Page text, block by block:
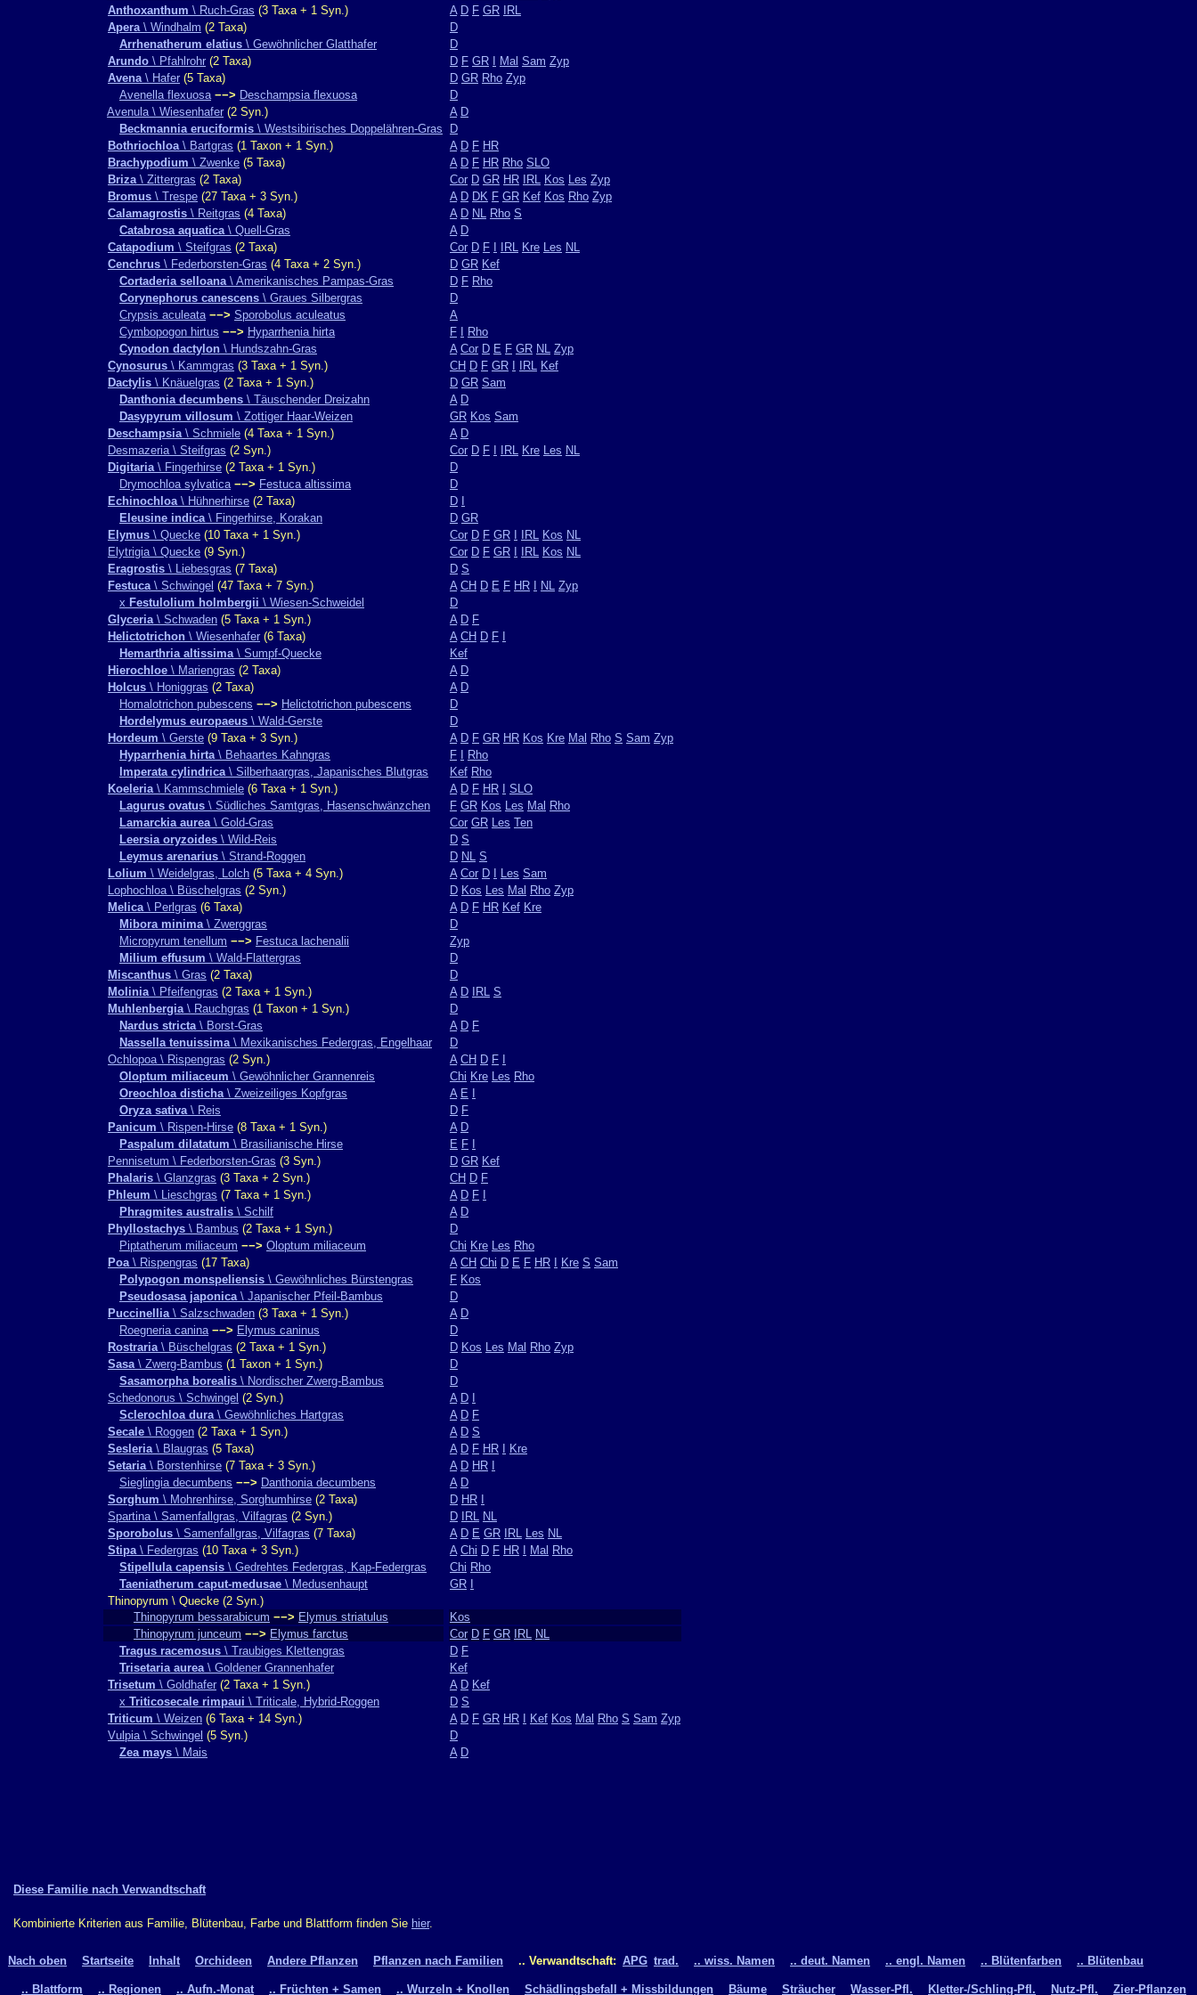
Anthoxanthum \ Ruch-Gras (3 Taxa + 1 Syn.) A D F GR
IRL
Apera\ Windhalm (2 Taxa)
D
Arrhenatherum elatius \ Gewöhnlicher Glatthafer
D
Arundo \ Pfahlrohr (2 Taxa) D F GR Mal Sam Zyp
Avena\ Hafer (5 Taxa) D GR Rho Zyp
Avenella flexuosa −−> Deschampsia flexuosa
D
Avenula \ Wiesenhafer (2 Syn.) A D
Beckmannia eruciformis \ Westsibirisches Doppelähren-Gras
D
Bothriochloa\ Bartgras (1 Taxon + 1 Syn.) A D F HR
Brachypodium \ Zwenke (5 Taxa) A D F HR Rho SLO
Briza\ Zittergras (2 Taxa) Cor D GR HR IRL Kos Les Zyp
Bromus \ Trespe (27 Taxa + 3 Syn.) A D DK F GR Kef Kos Rho Zyp
Calamagrostis \ Reitgras (4 Taxa) A D NL Rho S
Catabrosa aquatica\ Quell-Gras A D
Catapodium \ Steifgras (2 Taxa) Cor D F IRL Kre Les NL
Cenchrus \ Federborsten-Gras (4 Taxa + 2 Syn.) D GR Kef
Cortaderia selloana\ Amerikanisches Pampas-Gras D F Rho
Corynephorus canescens \ Graues Silbergras
D
Crypsis aculeata −−> Sporobolus aculeatus
A
Cymbopogon hirtus −−> Hyparrhenia hirta F
Rho
Cynodon dactylon \ Hundszahn-Gras A Cor D E F GR NL Zyp
Cynosurus \ Kammgras (3 Taxa + 1 Syn.) CH D F GR IRL Kef
Dactylis \ Knäuelgras (2 Taxa + 1 Syn.) D GR Sam
Danthonia decumbens \ Täuschender Dreizahn A D
Dasypyrum villosum \ Zottiger Haar-Weizen GR Kos Sam
Deschampsia\ Schmiele (4 Taxa + 1 Syn.) A D
Desmazeria \ Steifgras (2 Syn.) Cor D F IRL Kre Les NL
Digitaria\ Fingerhirse (2 Taxa + 1 Syn.)
D
Drymochloa sylvatica −−> Festuca altissima
D
Echinochloa\ Hühnerhirse (2 Taxa) D
Eleusine indica\ Fingerhirse, Korakan D GR
Elymus \ Quecke (10 Taxa + 1 Syn.) Cor D F GR IRL Kos NL
Elytrigia \ Quecke (9 Syn.) Cor D F GR IRL Kos NL
Eragrostis \ Liebesgras (7 Taxa) D S
Festuca\ Schwingel (47 Taxa + 7 Syn.) A CH D E F HR NL Zyp
x Festulolium holmbergii \ Wiesen-Schweidel
D
Glyceria\ Schwaden (5 Taxa + 1 Syn.) A D F
Helictotrichon \ Wiesenhafer (6 Taxa) A CH D F
Hemarthria altissima\ Sumpf-Quecke
Kef
Hierochloe \ Mariengras (2 Taxa) A D
Holcus \ Honiggras (2 Taxa) A D
Homalotrichon pubescens −−> Helictotrichon pubescens
D
Hordelymus europaeus \ Wald-Gerste
D
Hordeum \ Gerste (9 Taxa + 3 Syn.) A D F GR HR Kos Kre Mal Rho S Sam Zyp
Hyparrhenia hirta\ Behaartes Kahngras F
Rho
Imperata cylindrica\ Silberhaargras, Japanisches Blutgras Kef Rho
Koeleria\ Kammschmiele (6 Taxa + 1 Syn.) A D F HR
SLO
Lagurus ovatus \ Südliches Samtgras, Hasenschwänzchen F GR Kos Les Mal Rho
Lamarckia aurea\ Gold-Gras Cor GR Les Ten
Leersia oryzoides \ Wild-Reis D S
Leymus arenarius \ Strand-Roggen D NL S
Lolium \ Weidelgras, Lolch (5 Taxa + 4 Syn.) A Cor D Les Sam
Lophochloa \ Büschelgras (2 Syn.) D Kos Les Mal Rho Zyp
Melica\ Perlgras (6 Taxa) A D F HR Kef Kre
Mibora minima\ Zwerggras
D
Micropyrum tenellum −−> Festuca lachenalii
Zyp
Milium effusum \ Wald-Flattergras
D
Miscanthus \ Gras (2 Taxa)
D
Molinia\ Pfeifengras (2 Taxa + 1 Syn.) A D IRL S
Muhlenbergia\ Rauchgras (1 Taxon + 1 Syn.)
D
Nardus stricta\ Borst-Gras A D F
Nassella tenuissima\ Mexikanisches Federgras, Engelhaar
D
Ochlopoa \ Rispengras (2 Syn.) A CH D F
Oloptum miliaceum \ Gewöhnlicher Grannenreis Chi Kre Les Rho
Oreochloa disticha\ Zweizeiliges Kopfgras A E
Oryza sativa\ Reis D F
Panicum \ Rispen-Hirse (8 Taxa + 1 Syn.) A D
Paspalum dilatatum \ Brasilianische Hirse E F
Pennisetum \ Federborsten-Gras (3 Syn.) D GR Kef
Phalaris \ Glanzgras (3 Taxa + 2 Syn.) CH D F
Phleum \ Lieschgras (7 Taxa + 1 Syn.) A D F
Phragmites australis \ Schilf A D
Phyllostachys \ Bambus (2 Taxa + 1 Syn.)
D
Piptatherum miliaceum −−> Oloptum miliaceum Chi Kre Les Rho
Poa\ Rispengras (17 Taxa) A CH Chi D E F HR Kre S Sam
Polypogon monspeliensis \ Gewöhnliches Bürstengras F Kos
Pseudosasa japonica\ Japanischer Pfeil-Bambus
D
Puccinellia\ Salzschwaden (3 Taxa + 1 Syn.) A D
Roegneria canina −−> Elymus caninus
D
Rostraria\ Büschelgras (2 Taxa + 1 Syn.) D Kos Les Mal Rho Zyp
Sasa\ Zwerg-Bambus (1 Taxon + 1 Syn.)
D
Sasamorpha borealis \ Nordischer Zwerg-Bambus
D
Schedonorus \ Schwingel (2 Syn.) A D
Sclerochloa dura\ Gewöhnliches Hartgras A D F
Secale \ Roggen (2 Taxa + 1 Syn.) A D S
Sesleria\ Blaugras (5 Taxa) A D F HR
Kre
Setaria\ Borstenhirse (7 Taxa + 3 Syn.) A D HR
Sieglingia decumbens −−> Danthonia decumbens A D
Sorghum \ Mohrenhirse, Sorghumhirse (2 Taxa) D HR
Spartina \ Samenfallgras, Vilfagras (2 Syn.) D IRL NL
Sporobolus \ Samenfallgras, Vilfagras (7 Taxa) A D E GR IRL Les NL
Stipa\ Federgras (10 Taxa + 3 Syn.) A Chi D F HR Mal Rho
Stipellula capensis \ Gedrehtes Federgras, Kap-Federgras Chi Rho
Taeniatherum caput-medusae \ Medusenhaupt GR
Thinopyrum \ Quecke (2 Syn.)
Thinopyrum bessarabicum −−> Elymus striatulus
Kos
Thinopyrum junceum −−> Elymus farctus Cor D F GR IRL NL
Tragus racemosus \ Traubiges Klettengras D F
Trisetaria aurea\ Goldener Grannenhafer
Kef
Trisetum \ Goldhafer (2 Taxa + 1 Syn.) A D Kef
x Triticosecale rimpaui \ Triticale, Hybrid-Roggen D S
Triticum \ Weizen (6 Taxa + 14 Syn.) A D F GR HR Kef Kos Mal Rho S Sam Zyp
Vulpia \ Schwingel (5 Syn.)
D
Zea mays \ Mais A D
Diese Familie nach Verwandtschaft
Kombinierte Kriterien aus Familie, Blütenbau, Farbe und Blattform finden Sie hier.
Nach oben Startseite Inhalt Orchideen Andere Pflanzen Pflanzen nach Familien .. Verwandtschaft: APG trad. .. wiss. Namen .. deut. Namen .. engl. Namen .. Blütenfarben .. Blütenbau
.. Blattform .. Regionen .. Aufn.-Monat .. Früchten + Samen .. Wurzeln + Knollen Schädlingsbefall + Missbildungen Bäume Sträucher Wasser-Pfl. Kletter-/Schling-Pfl. Nutz-Pfl. Zier-Pflanzen